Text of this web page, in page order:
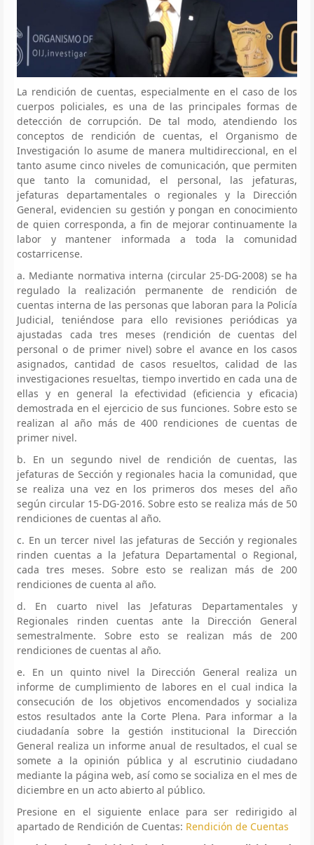
La rendición de cuentas, especialmente en el caso de los
cuerpos policiales, es una de las principales formas de
detección de corrupción. De tal modo, atendiendo los
conceptos de rendición de cuentas, el Organismo de
Investigación lo asume de manera multidireccional, en el
tanto asume cinco niveles de comunicación, que permiten
que tanto la comunidad, el personal, las jefaturas,
jefaturas departamentales o regionales y la Dirección
General, evidencien su gestión y pongan en conocimiento
de quien corresponda, a fin de mejorar continuamente la
labor y mantener informada a toda la comunidad
costarricense.
a. Mediante normativa interna (circular 25-DG-2008) se ha
regulado la realización permanente de rendición de
cuentas interna de las personas que laboran para la Policía
Judicial, teniéndose para ello revisiones periódicas ya
ajustadas cada tres meses (rendición de cuentas del
personal o de primer nivel) sobre el avance en los casos
asignados, cantidad de casos resueltos, calidad de las
investigaciones resueltas, tiempo invertido en cada una de
ellas y en general la efectividad (eficiencia y eficacia)
demostrada en el ejercicio de sus funciones. Sobre esto se
realizan al año más de 400 rendiciones de cuentas de
primer nivel.
b. En un segundo nivel de rendición de cuentas, las
jefaturas de Sección y regionales hacia la comunidad, que
se realiza una vez en los primeros dos meses del año
según circular 15-DG-2016. Sobre esto se realiza más de 50
rendiciones de cuentas al año.
c. En un tercer nivel las jefaturas de Sección y regionales
rinden cuentas a la Jefatura Departamental o Regional,
cada tres meses. Sobre esto se realizan más de 200
rendiciones de cuenta al año.
d. En cuarto nivel las Jefaturas Departamentales y
Regionales rinden cuentas ante la Dirección General
semestralmente. Sobre esto se realizan más de 200
rendiciones de cuentas al año.
e. En un quinto nivel la Dirección General realiza un
informe de cumplimiento de labores en el cual indica la
consecución de los objetivos encomendados y socializa
estos resultados ante la Corte Plena. Para informar a la
ciudadanía sobre la gestión institucional la Dirección
General realiza un informe anual de resultados, el cual se
somete a la opinión pública y al escrutinio ciudadano
mediante la página web, así como se socializa en el mes de
diciembre en un acto abierto al público.
Presione en el siguiente enlace para ser redirigido al
apartado de Rendición de Cuentas: Rendición de Cuentas